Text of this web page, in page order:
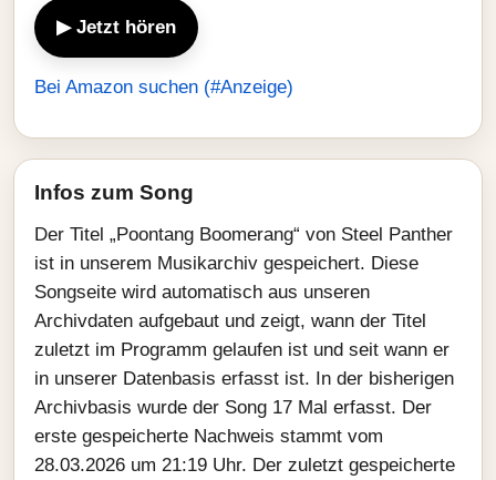
▶ Jetzt hören
Bei Amazon suchen (#Anzeige)
Infos zum Song
Der Titel „Poontang Boomerang“ von Steel Panther
ist in unserem Musikarchiv gespeichert. Diese
Songseite wird automatisch aus unseren
Archivdaten aufgebaut und zeigt, wann der Titel
zuletzt im Programm gelaufen ist und seit wann er
in unserer Datenbasis erfasst ist. In der bisherigen
Archivbasis wurde der Song 17 Mal erfasst. Der
erste gespeicherte Nachweis stammt vom
28.03.2026 um 21:19 Uhr. Der zuletzt gespeicherte